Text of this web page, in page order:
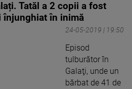
Tatăl a 2 copii a fost
înjunghiat în inimă
24-05-2019 | 19:50
Episod
tulburător în
Galaţi, unde un
bărbat de 41 de